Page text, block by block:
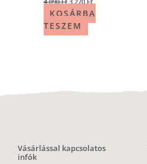
KOSÁRBA
TESZEM
Vásárlással kapcsolatos
infók